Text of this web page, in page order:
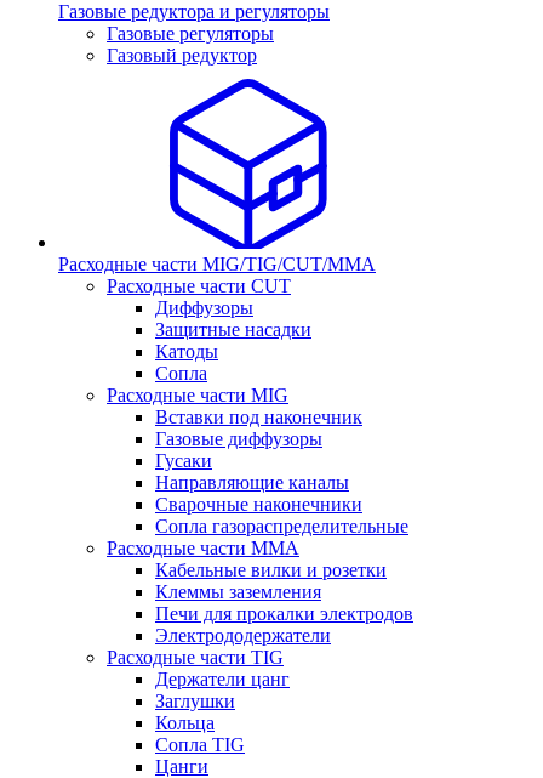
Газовые редуктора и регуляторы
Газовые регуляторы
Газовый редуктор
Расходные части MIG/TIG/CUT/MMA
Расходные части CUT
Диффузоры
Защитные насадки
Катоды
Сопла
Расходные части MIG
Вставки под наконечник
Газовые диффузоры
Гусаки
Направляющие каналы
Сварочные наконечники
Сопла газораспределительные
Расходные части MMA
Кабельные вилки и розетки
Клеммы заземления
Печи для прокалки электродов
Электрододержатели
Расходные части TIG
Держатели цанг
Заглушки
Кольца
Сопла TIG
Цанги